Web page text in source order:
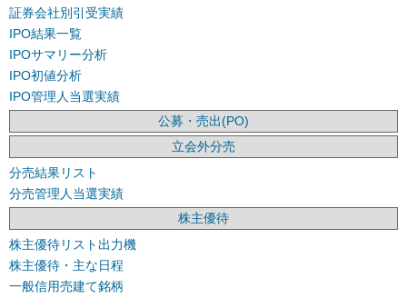
証券会社別引受実績
IPO結果一覧
IPOサマリー分析
IPO初値分析
IPO管理人当選実績
公募・売出(PO)
立会外分売
分売結果リスト
分売管理人当選実績
株主優待
株主優待リスト出力機
株主優待・主な日程
一般信用売建て銘柄